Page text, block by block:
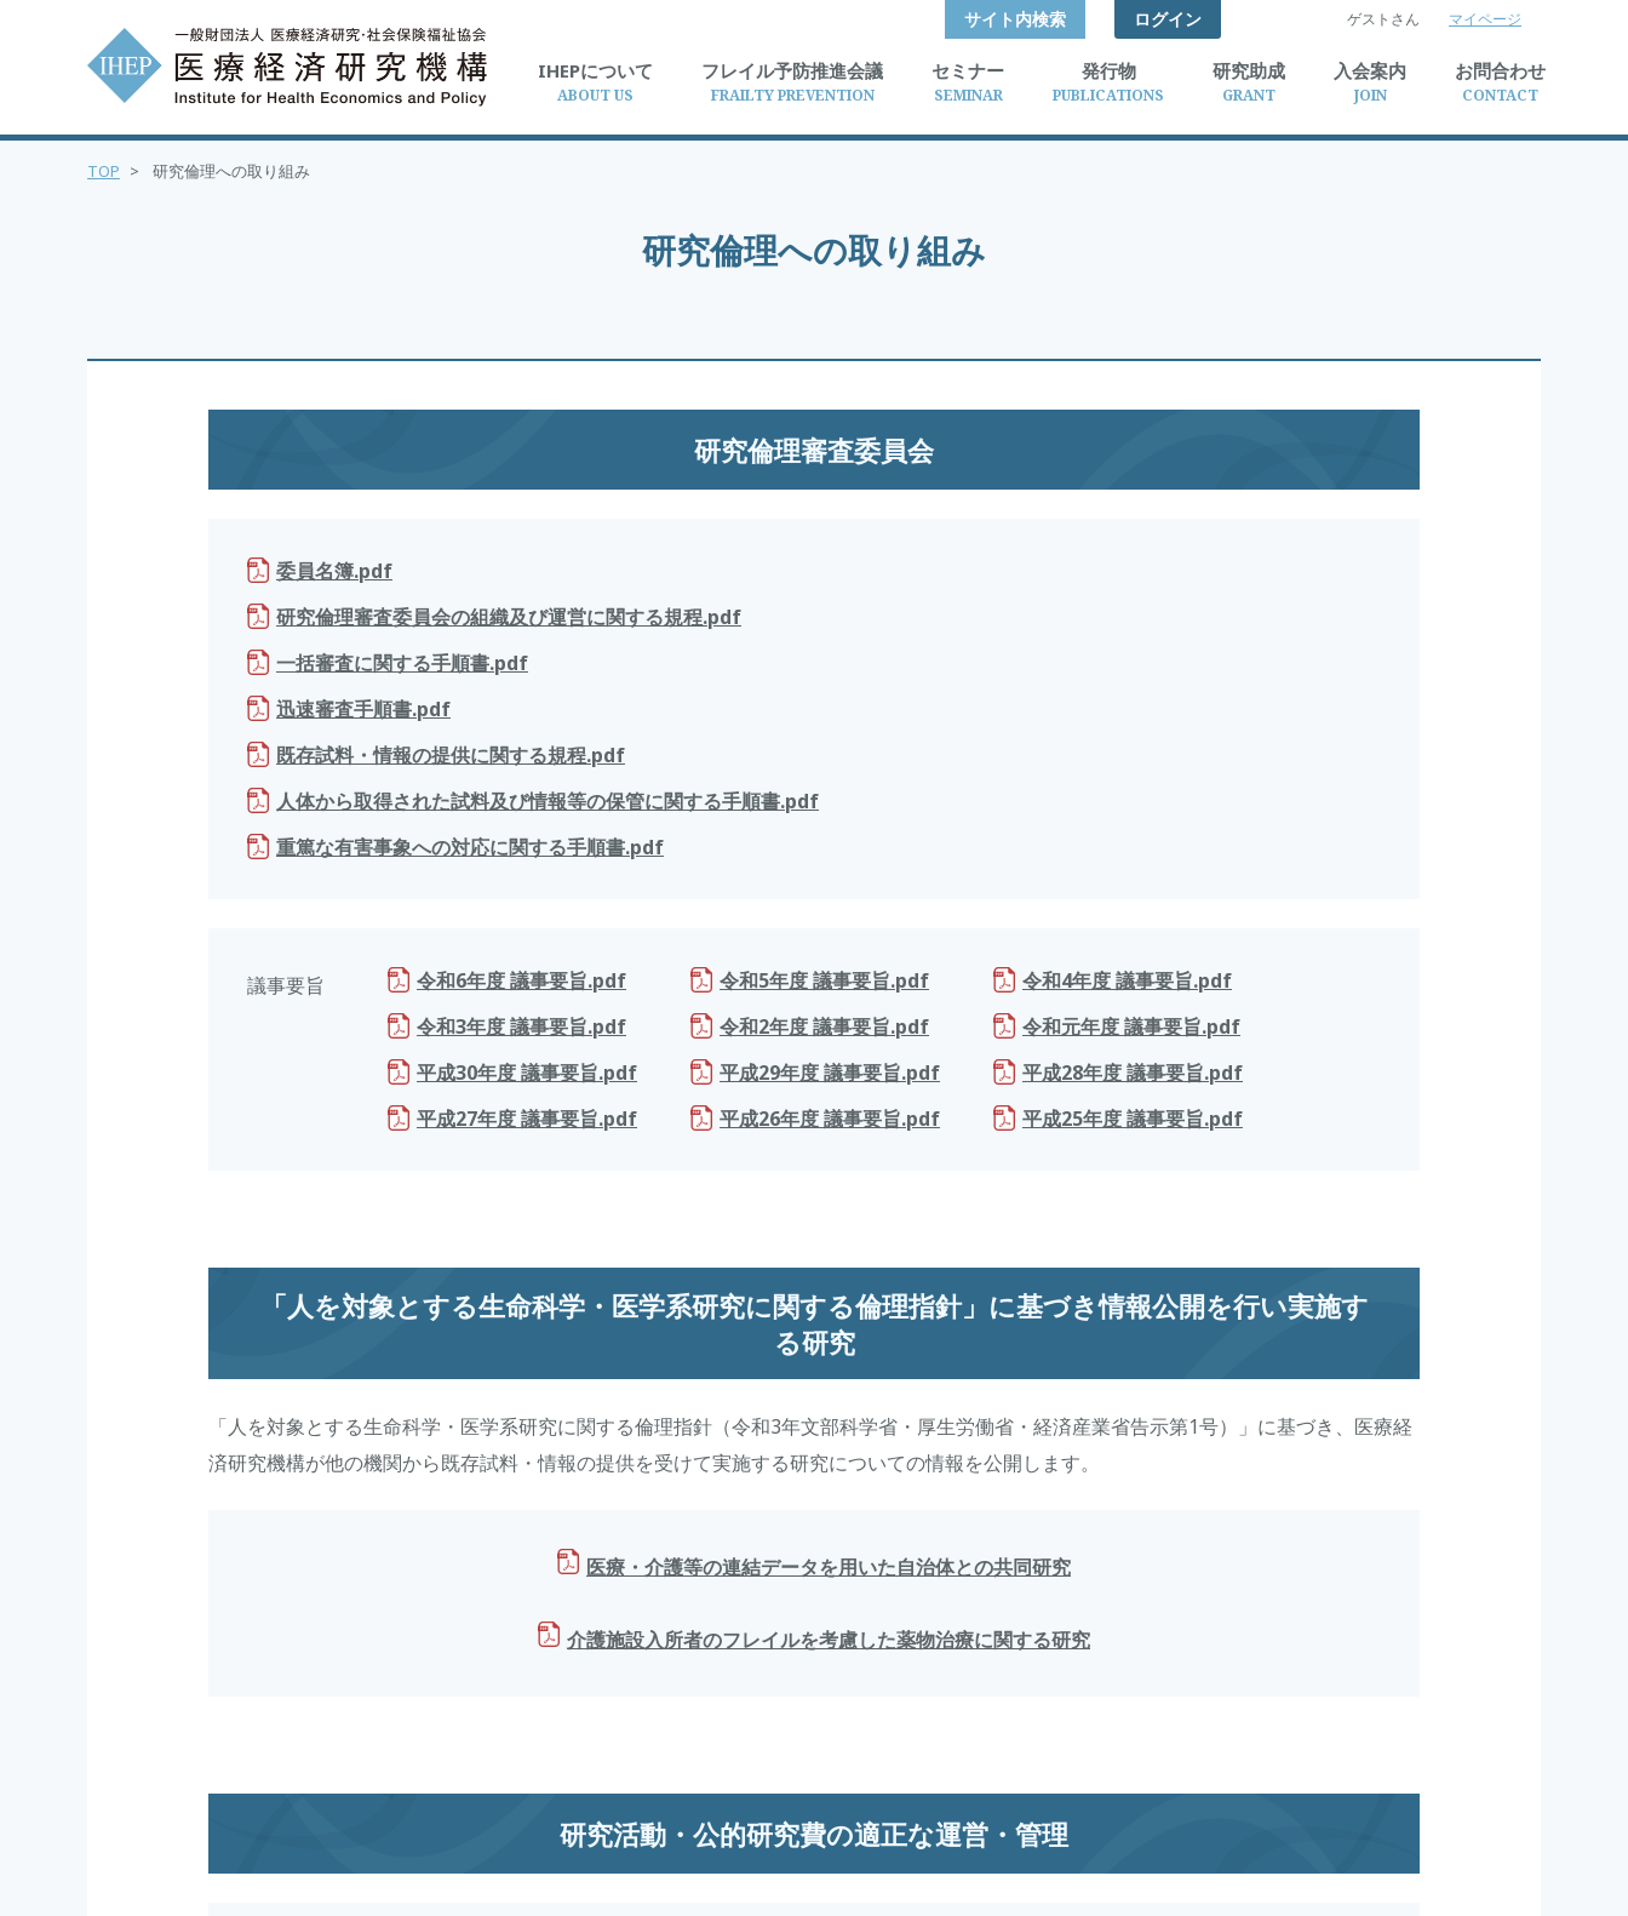
サイト内検索 検索
ログイン ゲストさん マイページ
IHEPについて
ABOUT US
フレイル予防推進会議
FRAILTY PREVENTION
セミナー
SEMINAR
発行物
PUBLICATIONS
研究助成
GRANT
入会案内
JOIN
お問合わせ
CONTACT
研究倫理への取り組み
TOP > 研究倫理への取り組み
研究倫理審査委員会
委員名簿.pdf
研究倫理審査委員会の組織及び運営に関する規程.pdf
一括審査に関する手順書.pdf
迅速審査手順書.pdf
既存試料・情報の提供に関する規程.pdf
人体から取得された試料及び情報等の保管に関する手順書.pdf
重篤な有害事象への対応に関する手順書.pdf
議事要旨
令和6年度 議事要旨.pdf
令和3年度 議事要旨.pdf
平成30年度 議事要旨.pdf
平成27年度 議事要旨.pdf
令和5年度 議事要旨.pdf
令和2年度 議事要旨.pdf
平成29年度 議事要旨.pdf
平成26年度 議事要旨.pdf
令和4年度 議事要旨.pdf
令和元年度 議事要旨.pdf
平成28年度 議事要旨.pdf
平成25年度 議事要旨.pdf
「人を対象とする生命科学・医学系研究に関する倫理指針」に基づき情報公開を行い実施す
る研究
「人を対象とする生命科学・医学系研究に関する倫理指針（令和3年文部科学省・厚生労働省・経済産業省告示第1号）」に基づき、医療経
済研究機構が他の機関から既存試料・情報の提供を受けて実施する研究についての情報を公開します。
医療・介護等の連結データを用いた自治体との共同研究
介護施設入所者のフレイルを考慮した薬物治療に関する研究
研究活動・公的研究費の適正な運営・管理